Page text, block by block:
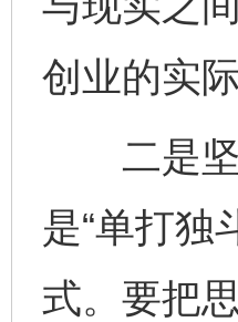
创业的实际
二是坚
是“单打独
式。要把